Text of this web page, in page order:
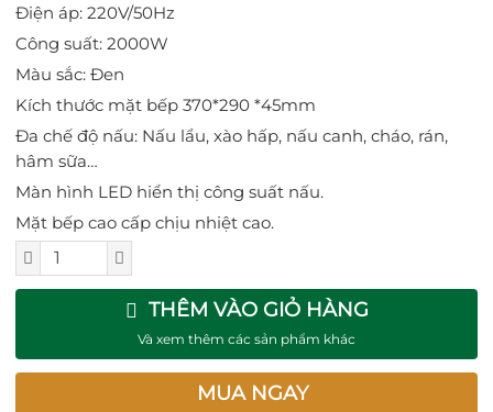
Điện áp: 220V/50Hz
Công suất: 2000W
Màu sắc: Đen
Kích thước mặt bếp 370*290 *45mm
Đa chế độ nấu: Nấu lẩu, xào hấp, nấu canh, cháo, rán,
hâm sữa…
Màn hình LED hiển thị công suất nấu.
Mặt bếp cao cấp chịu nhiệt cao.
THÊM VÀO GIỎ HÀNG
Và xem thêm các sản phẩm khác
MUA NGAY